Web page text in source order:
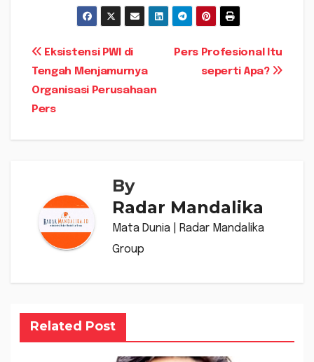
Navigasi
pos
Pers Profesional Itu
seperti Apa?
Eksistensi PWI di
Tengah Menjamurnya
Organisasi Perusahaan
Pers
By
Radar Mandalika
Mata Dunia | Radar Mandalika
Group
Related Post